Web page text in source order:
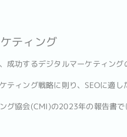
ティング
成功するデジタルマーケティング
ティング戦略に則り、SEOに適
グ協会(CMI)の2023年の報告書